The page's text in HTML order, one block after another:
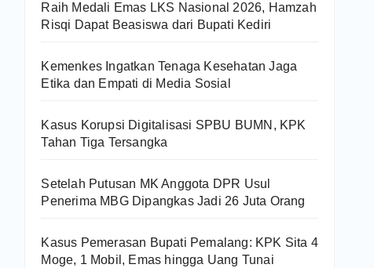
Raih Medali Emas LKS Nasional 2026, Hamzah
Risqi Dapat Beasiswa dari Bupati Kediri
Kemenkes Ingatkan Tenaga Kesehatan Jaga
Etika dan Empati di Media Sosial
Kasus Korupsi Digitalisasi SPBU BUMN, KPK
Tahan Tiga Tersangka
Setelah Putusan MK Anggota DPR Usul
Penerima MBG Dipangkas Jadi 26 Juta Orang
Kasus Pemerasan Bupati Pemalang: KPK Sita 4
Moge, 1 Mobil, Emas hingga Uang Tunai